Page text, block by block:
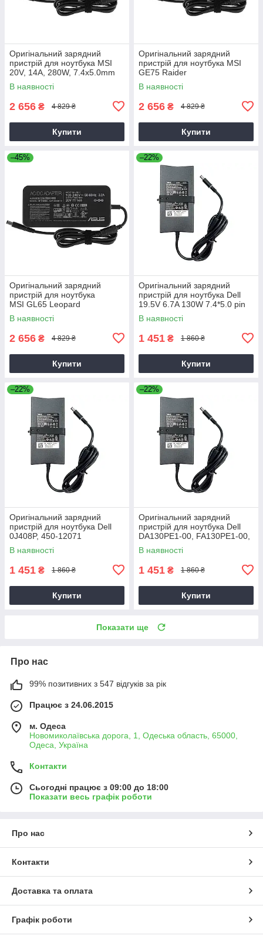
Оригінальний зарядний
пристрій для ноутбука MSI
20V, 14A, 280W, 7.4x5.0mm
В наявності
2 656 ₴ 4 829 ₴
Купити
Оригінальний зарядний
пристрій для ноутбука MSI
GE75 Raider
В наявності
2 656 ₴ 4 829 ₴
Купити
–45%
Оригінальний зарядний
пристрій для ноутбука
MSI GL65 Leopard
В наявності
2 656 ₴ 4 829 ₴
Купити
–22%
Оригінальний зарядний
пристрій для ноутбука Dell
19.5V 6.7A 130W 7.4*5.0 pin
Slim (PA-4E)
В наявності
1 451 ₴ 1 860 ₴
Купити
–22%
Оригінальний зарядний
пристрій для ноутбука Dell
0J408P, 450-12071
В наявності
1 451 ₴ 1 860 ₴
Купити
–22%
Оригінальний зарядний
пристрій для ноутбука Dell
DA130PE1-00, FA130PE1-00,
HA130PM160
В наявності
1 451 ₴ 1 860 ₴
Купити
Показати ще
Про нас
99% позитивних з 547 відгуків за рік
Працює з 24.06.2015
м. Одеса
Новомиколаївська дорога, 1, Одеська область, 65000,
Одеса, Україна
Контакти
Сьогодні працює з 09:00 до 18:00
Показати весь графік роботи
Про нас
Контакти
Доставка та оплата
Графік роботи